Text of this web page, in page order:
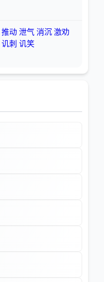
推动 泄气 消沉 激劝
讥刺 讥笑